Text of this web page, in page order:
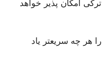
امکان پذیر خواهد
هر چه سریعتر یاد